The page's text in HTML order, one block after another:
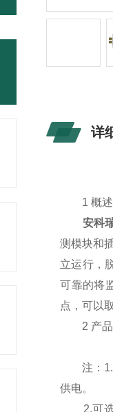
详
1 概述
安科
测模块和
立运行，
可靠的将
点，可以
2 产品
注：
供电。
2.可选